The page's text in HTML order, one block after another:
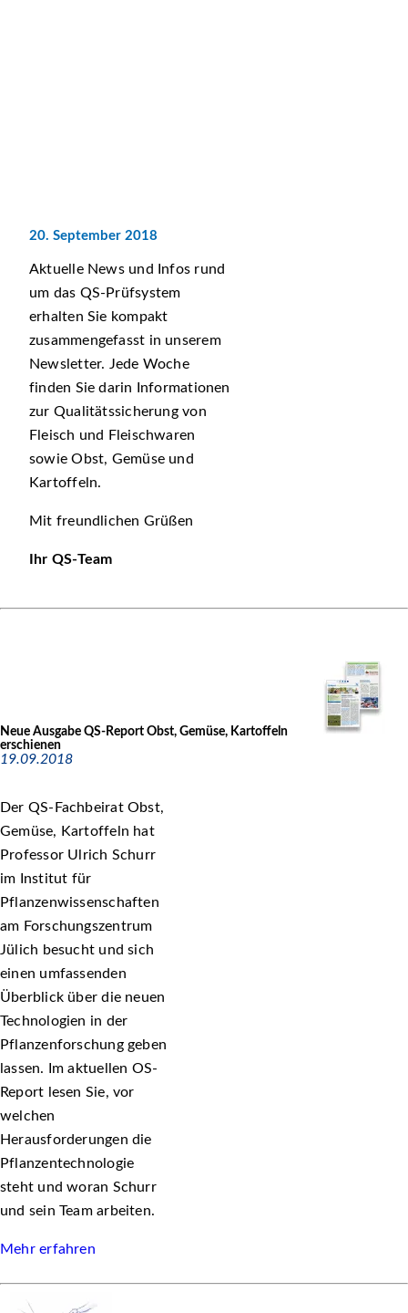
20. September 2018
Aktuelle News und Infos rund
um das QS-Prüfsystem
erhalten Sie kompakt
zusammengefasst in unserem
Newsletter. Jede Woche
finden Sie darin Informationen
zur Qualitätssicherung von
Fleisch und Fleischwaren
sowie Obst, Gemüse und
Kartoffeln.
Mit freundlichen Grüßen
Ihr QS-Team
Neue Ausgabe QS-Report Obst, Gemüse, Kartoffeln
erschienen
19.09.2018
Der QS-Fachbeirat Obst,
Gemüse, Kartoffeln hat
Professor Ulrich Schurr
im Institut für
Pflanzenwissenschaften
am Forschungszentrum
Jülich besucht und sich
einen umfassenden
Überblick über die neuen
Technologien in der
Pflanzenforschung geben
lassen. Im aktuellen OS-
Report lesen Sie, vor
welchen
Herausforderungen die
Pflanzentechnologie
steht und woran Schurr
und sein Team arbeiten.
Mehr erfahren